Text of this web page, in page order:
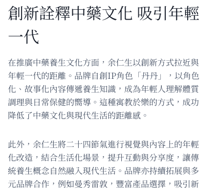
創新詮釋中藥文化 吸引年輕
一代
在推廣中藥養生文化方面，余仁生以創新方式拉近與
年輕一代的距離。品牌自創IP角色「丹丹」，以角色
化、故事化內容傳遞養生知識，成為年輕人理解體質
調理與日常保健的嚮導。這種寓教於樂的方式，成功
降低了中藥文化與現代生活的距離感。
此外，余仁生將二十四節氣進行視覺與內容上的年輕
化改造，結合生活化場景，提升互動與分享度，讓傳
統養生概念自然融入現代生活。品牌亦持續拓展與多
元品牌合作，例如曼秀雷敦，豐富產品選擇，吸引新